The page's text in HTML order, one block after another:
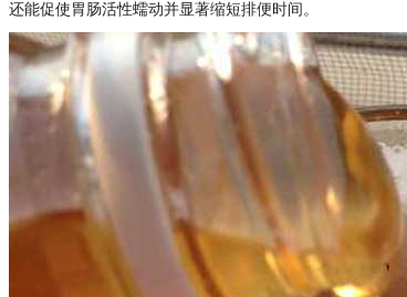
还能促使胃肠活性蠕动并显著缩短排便时间。